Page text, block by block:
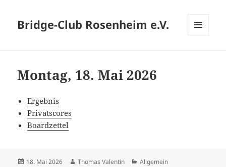
Bridge-Club Rosenheim e.V.
Montag, 18. Mai 2026
Ergebnis
Privatscores
Boardzettel
Veröffentlicht
18. Mai 2026 Autor
Thomas Valentin Kategorien
Allgemein